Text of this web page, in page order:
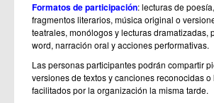
Formatos de participación: lecturas de
fragmentos literarios, música original o
teatrales, monólogos y lecturas dramatizadas,
word, narración oral y acciones performativas.
Las personas participantes podrán compartir
versiones de textos y canciones reconocidas
facilitados por la organización la misma tarde.